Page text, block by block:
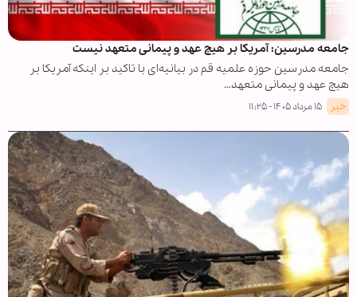
جامعه مدرسین: آمریکا بر هیچ عهد و پیمانی متعهد نیست
جامعه مدرسین حوزه علمیه قم در بیانیه‌ای با تاکید بر اینکه آمریکا بر
هیچ عهد و پیمانی متعهد…
خبر ۱۵ مرداد ۱۴۰۵ - ۱۱:۲۵